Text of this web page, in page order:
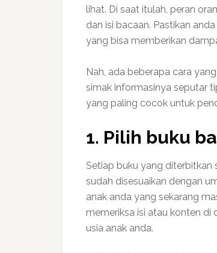
lihat. Di saat itulah, peran
dan isi bacaan. Pastikan
yang bisa memberikan
Nah, ada beberapa cara
simak informasinya seputar
yang paling cocok untuk
1. Pilih buku
Setiap buku yang diterbitkan
sudah disesuaikan dengan
anak anda yang sekarang
memeriksa isi atau konten di
usia anak anda.